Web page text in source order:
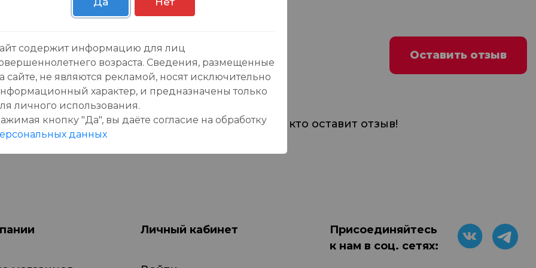
Оставить отзыв
товара еще нет отзывов, будьте первым, кто оставит отзыв!
Личный кабинет
Присоединяйтесь
к нам в соц. сетях:
содержит информацию для лиц
возраста. Сведения, размещенные
сайте, не являются рекламой, носят исключительно
характер, и предназначены только
личного использования.
кнопку "Да", вы даёте cогласие на обработку
данных